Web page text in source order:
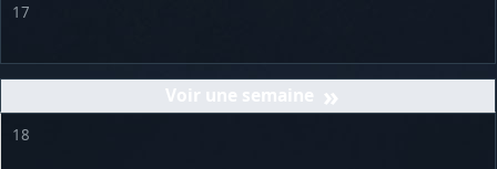
17
»
18